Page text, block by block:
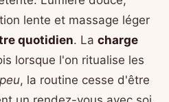
lente et massage léger
quotidien. La charge
lorsque l'on ritualise les
, la routine cesse d'être